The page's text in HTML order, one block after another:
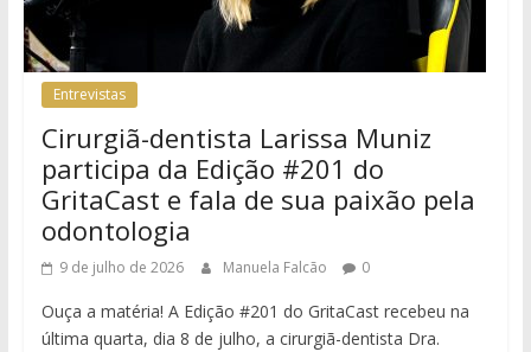
Entrevistas
Cirurgiã-dentista Larissa Muniz
participa da Edição #201 do
GritaCast e fala de sua paixão pela
odontologia
9 de julho de 2026 Manuela Falcão 0
Ouça a matéria! A Edição #201 do GritaCast recebeu na
última quarta, dia 8 de julho, a cirurgiã-dentista Dra.